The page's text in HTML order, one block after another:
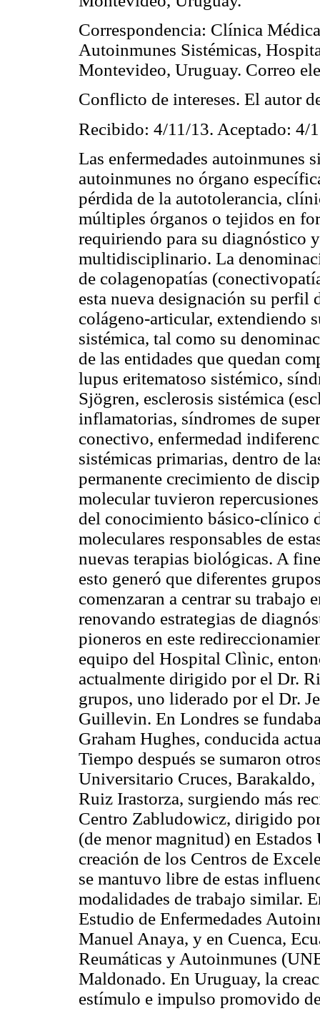
Correspondencia: Clínica
Autoinmunes Sistémicas,
Montevideo, Uruguay. Correo
Conflicto de intereses. El autor
Recibido: 4/11/13. Aceptado: 4/
Las enfermedades autoinmunes
autoinmunes no órgano
pérdida de la autotolerancia,
múltiples órganos o tejidos en
requiriendo para su diagnóstico
multidisciplinario. La
de colagenopatías
esta nueva designación su perfil
colágeno-articular, extendiendo
sistémica, tal como su
de las entidades que quedan
lupus eritematoso sistémico,
Sjögren, esclerosis sistémica
inflamatorias, síndromes de
conectivo, enfermedad
sistémicas primarias, dentro de
permanente crecimiento de
molecular tuvieron
del conocimiento básico-clínico
moleculares responsables de
nuevas terapias biológicas. A
esto generó que diferentes
comenzaran a centrar su trabajo
renovando estrategias de
pioneros en este
equipo del Hospital Clìnic,
actualmente dirigido por el Dr.
grupos, uno liderado por el Dr.
Guillevin. En Londres se
Graham Hughes, conducida
Tiempo después se sumaron
Universitario Cruces,
Ruiz Irastorza, surgiendo más
Centro Zabludowicz, dirigido
(de menor magnitud) en
creación de los Centros de
se mantuvo libre de estas
modalidades de trabajo similar.
Estudio de Enfermedades
Manuel Anaya, y en Cuenca,
Reumáticas y Autoinmunes
Maldonado. En Uruguay, la
estímulo e impulso promovido